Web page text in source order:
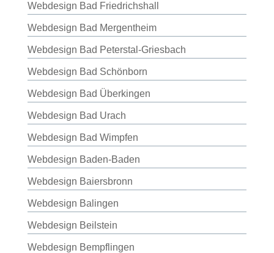
Webdesign Bad Friedrichshall
Webdesign Bad Mergentheim
Webdesign Bad Peterstal-Griesbach
Webdesign Bad Schönborn
Webdesign Bad Überkingen
Webdesign Bad Urach
Webdesign Bad Wimpfen
Webdesign Baden-Baden
Webdesign Baiersbronn
Webdesign Balingen
Webdesign Beilstein
Webdesign Bempflingen